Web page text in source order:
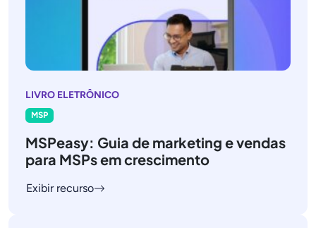
LIVRO ELETRÔNICO
MSP
MSPeasy: Guia de marketing e vendas
para MSPs em crescimento
Exibir recurso